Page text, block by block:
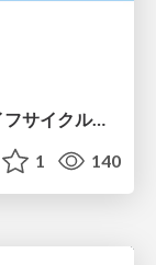
ITヒヤリハットを整理してみた ～ライフサイクルと原因から考える再発防止策～
1 140